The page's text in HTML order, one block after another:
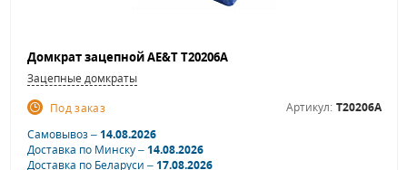
Домкрат зацепной AE&T T20206A
Зацепные домкраты
Под заказ
Артикул: T20206A
Самовывоз –14.08.2026
Доставка по Минску –14.08.2026
Доставка по Беларуси –17.08.2026